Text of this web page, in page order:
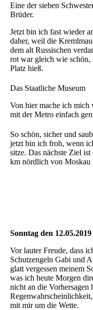
Eine der sieben
Brüder.
Jetzt bin ich fast wieder
daher, weil die
dem alt Russischen
rot war gleich wie schön,
Platz hieß.
Das Staatliche Museum
Von hier mache ich
mit der Metro einfach
So schön, sicher und
jetzt bin ich froh, wenn
sitze. Das nächste Ziel
km nördlich von Moskau
Sonntag den
Vor lauter Freude, dass
Schutzengeln Gabi und
glatt vergessen meinem
was ich heute Morgen
nicht an die Vorhersagen
mit mir um die Wette.